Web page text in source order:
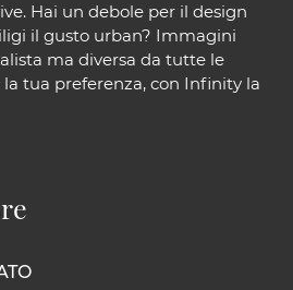
Hai un debole per il design
il gusto urban? Immagini
ma diversa da tutte le
tua preferenza, con Infinity la